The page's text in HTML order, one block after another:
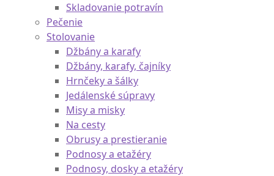
Náčinie
Pekáče a zapekacie misy
Skladovanie potravín
Pečenie
Stolovanie
Džbány a karafy
Džbány, karafy, čajníky
Hrnčeky a šálky
Jedálenské súpravy
Misy a misky
Na cesty
Obrusy a prestieranie